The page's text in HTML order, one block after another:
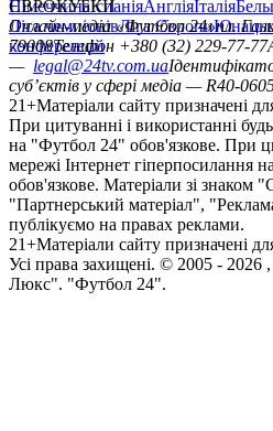
НімеччинаІспаніяАнгліяІталія
ЄВРОКУБКИ
Ліга чемпіонівЛіга Європи
конференцій
Онлайн-медіа «Футбол 24»пл.
79008Телефон +380 (32) 229-77-77
— legal@24tv.com.ua
суб’єктів у сфері медіа — R40-
21+Матеріали сайту призначені
При цитуванні і використанні
на "Футбол 24" обов'язкове. При
мережі Інтернет гіперпосилання
обов'язкове. Матеріали зі знаком
"Партнерський матеріал",
публікуємо на правах реклами.
21+Матеріали сайту призначені
Усi права захищенi. © 2005 - 2026
Люкс". "Футбол 24".